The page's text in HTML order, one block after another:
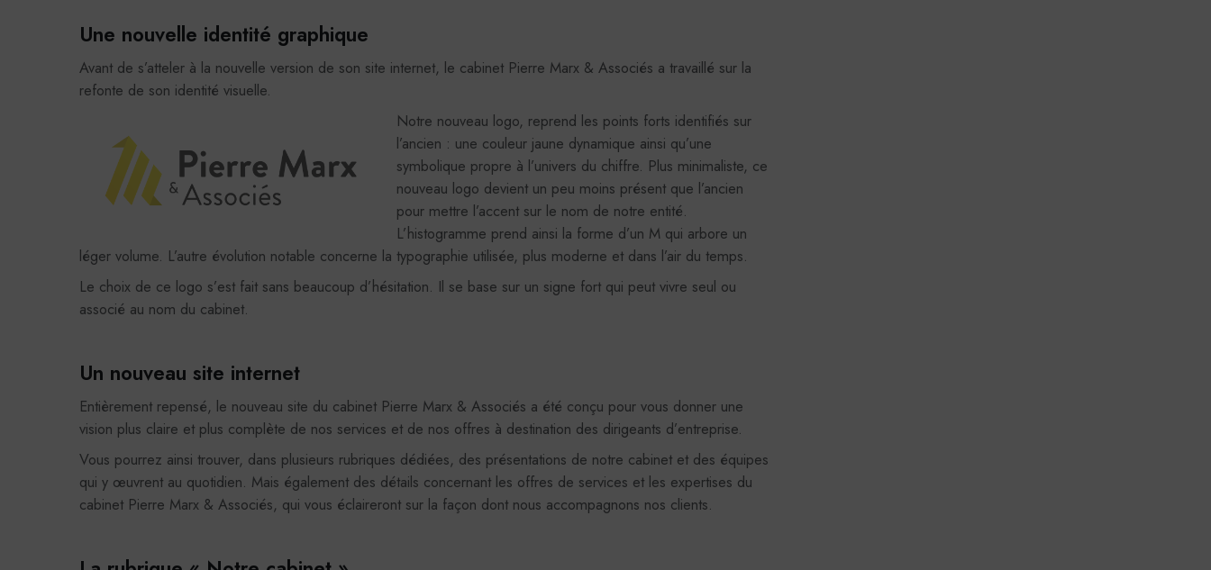
Une nouvelle identité graphique
Avant de s’atteler à la nouvelle version de son site internet, le cabinet Pierre Marx & Associés a travaillé sur la
refonte de son identité visuelle.
Notre nouveau logo, reprend les points forts identifiés sur
l’ancien : une couleur jaune dynamique ainsi qu’une
symbolique propre à l’univers du chiffre. Plus minimaliste, ce
nouveau logo devient un peu moins présent que l’ancien
pour mettre l’accent sur le nom de notre entité.
L’histogramme prend ainsi la forme d’un M qui arbore un
léger volume. L’autre évolution notable concerne la typographie utilisée, plus moderne et dans l’air du temps.
Le choix de ce logo s’est fait sans beaucoup d’hésitation. Il se base sur un signe fort qui peut vivre seul ou
associé au nom du cabinet.
Un nouveau site internet
Entièrement repensé, le nouveau site du cabinet Pierre Marx & Associés a été conçu pour vous donner une
vision plus claire et plus complète de nos services et de nos offres à destination des dirigeants d’entreprise.
Vous pourrez ainsi trouver, dans plusieurs rubriques dédiées, des présentations de notre cabinet et des équipes
qui y œuvrent au quotidien. Mais également des détails concernant les offres de services et les expertises du
cabinet Pierre Marx & Associés, qui vous éclaireront sur la façon dont nous accompagnons nos clients.